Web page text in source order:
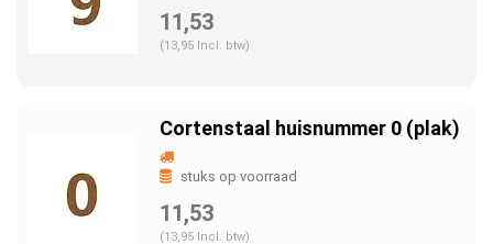
11,53
(13,95 Incl. btw)
Cortenstaal huisnummer 0 (plak)
stuks op voorraad
11,53
(13,95 Incl. btw)